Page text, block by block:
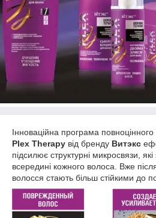
Інноваційна програма
Plex Therapy від бренду Витэкс
підсилює структурні микросвязи,
всередині кожного волоса. Вже
волосся стають більш стійкими до